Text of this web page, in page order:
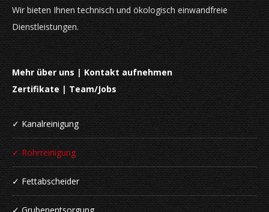
Wir bieten Ihnen technisch und ökologisch einwandfreie
Dienstleistungen.
Mehr über uns |Kontakt aufnehmen
Zertifikate|Team/Jobs
✓ Kanalreinigung
✓ Rohrreinigung
✓ Fettabscheider